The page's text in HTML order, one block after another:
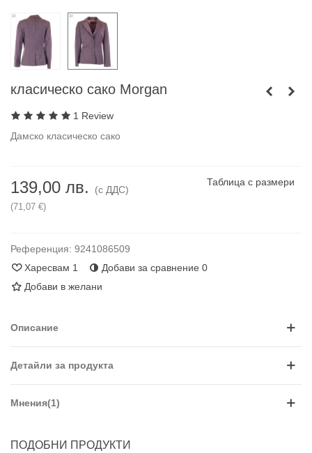
класическо сако Morgan
1 Review
Дамско класическо сако
139,00 лв. (с ДДС)
(71,07 €)
Таблица с размери
Референция: 9241086509
Харесвам 1 Добави за сравнение 0
Добави в желани
Описание
Детайли за продукта
Мнения(1)
ПОДОБНИ ПРОДУКТИ